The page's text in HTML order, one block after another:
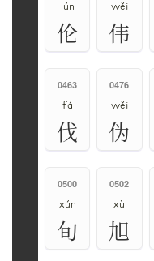
lún
伦
wěi
伟
0463
fá
伐
0476
wěi
伪
0500
xún
旬
0502
xù
旭